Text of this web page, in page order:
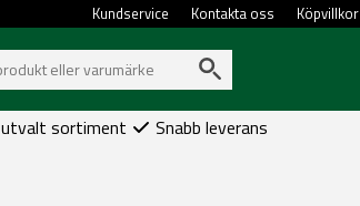
Köpvillkor
Kontakta oss
Kundservice
sortiment Snabb leverans